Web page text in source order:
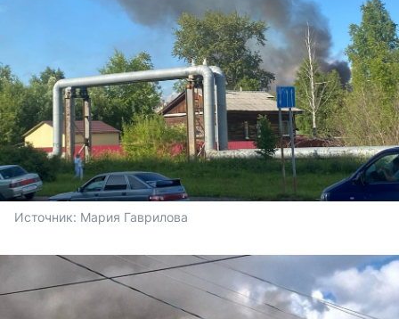
Источник: Мария Гаврилова